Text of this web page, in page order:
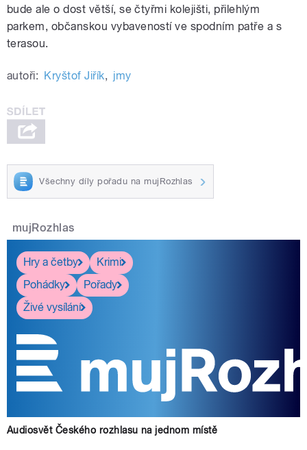
bude ale o dost větší, se čtyřmi kolejišti, přilehlým
parkem, občanskou vybaveností ve spodním patře a s
terasou.
autoři: Kryštof Jiřík, jmy
Všechny díly pořadu na mujRozhlas
mujRozhlas
Hry a četby
Krimi
Pohádky
Pořady
Živé vysílání
Audiosvět Českého rozhlasu na jednom místě